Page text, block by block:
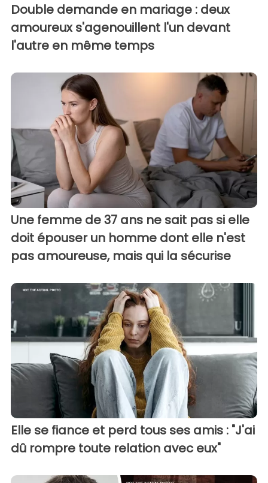
Double demande en mariage : deux
amoureux s'agenouillent l'un devant
l'autre en même temps
Une femme de 37 ans ne sait pas si elle
doit épouser un homme dont elle n'est
pas amoureuse, mais qui la sécurise
Elle se fiance et perd tous ses amis : "J'ai
dû rompre toute relation avec eux"